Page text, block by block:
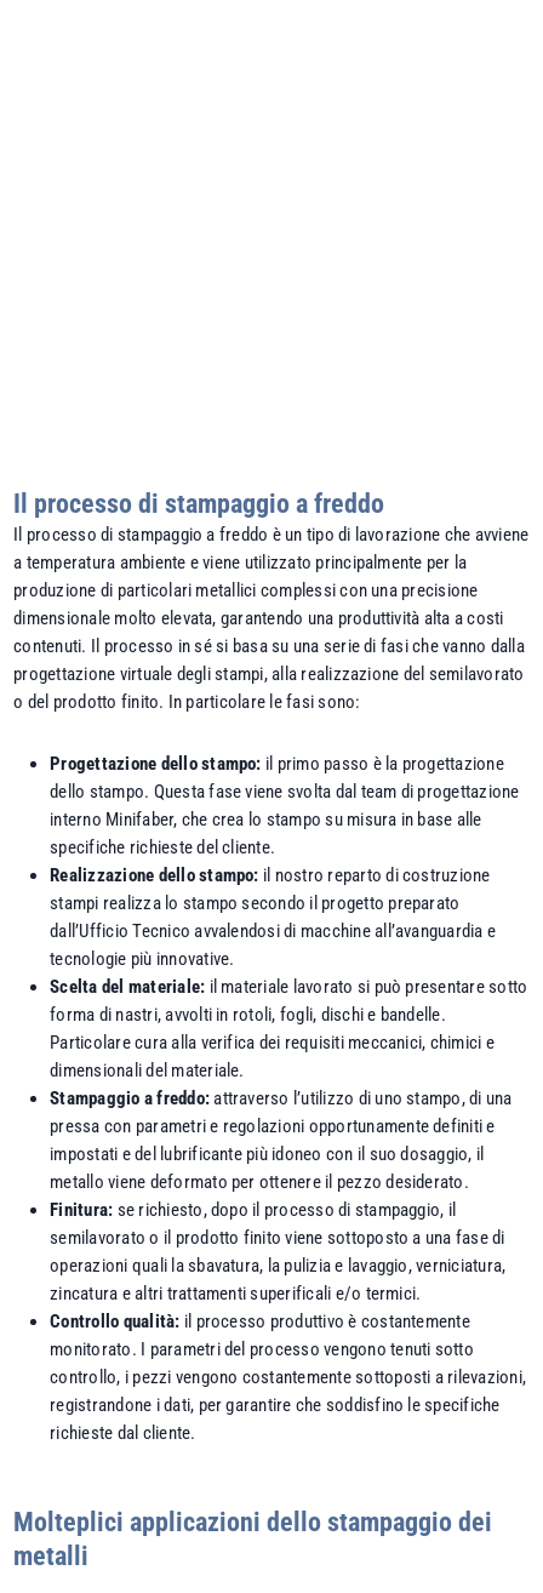
Il processo di stampaggio a freddo
Il processo di stampaggio a freddo è un tipo di lavorazione che avviene
a temperatura ambiente e viene utilizzato principalmente per la
produzione di particolari metallici complessi con una precisione
dimensionale molto elevata, garantendo una produttività alta a costi
contenuti. Il processo in sé si basa su una serie di fasi che vanno dalla
progettazione virtuale degli stampi, alla realizzazione del semilavorato
o del prodotto finito. In particolare le fasi sono:
Progettazione dello stampo: il primo passo è la progettazione
dello stampo. Questa fase viene svolta dal team di progettazione
interno Minifaber, che crea lo stampo su misura in base alle
specifiche richieste del cliente.
Realizzazione dello stampo: il nostro reparto di costruzione
stampi realizza lo stampo secondo il progetto preparato
dall’Ufficio Tecnico avvalendosi di macchine all’avanguardia e
tecnologie più innovative.
Scelta del materiale: il materiale lavorato si può presentare sotto
forma di nastri, avvolti in rotoli, fogli, dischi e bandelle.
Particolare cura alla verifica dei requisiti meccanici, chimici e
dimensionali del materiale.
Stampaggio a freddo:attraverso l’utilizzo di uno stampo, di una
pressa con parametri e regolazioni opportunamente definiti e
impostati e del lubrificante più idoneo con il suo dosaggio, il
metallo viene deformato per ottenere il pezzo desiderato.
Finitura: se richiesto, dopo il processo di stampaggio, il
semilavorato o il prodotto finito viene sottoposto a una fase di
operazioni quali la sbavatura, la pulizia e lavaggio, verniciatura,
zincatura e altri trattamenti superificali e/o termici.
Controllo qualità: il processo produttivo è costantemente
monitorato. I parametri del processo vengono tenuti sotto
controllo, i pezzi vengono costantemente sottoposti a rilevazioni,
registrandone i dati, per garantire che soddisfino le specifiche
richieste dal cliente.
Molteplici applicazioni dello stampaggio dei
metalli